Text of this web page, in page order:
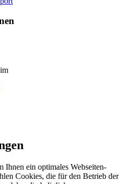
Ihnen ein optimales Webseiten-
Cookies, die für den Betrieb der